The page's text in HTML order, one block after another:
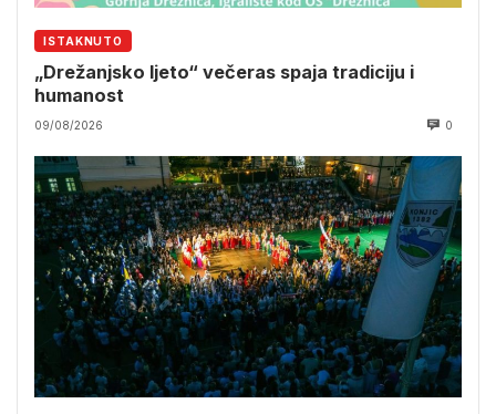
ISTAKNUTO
„Drežanjsko ljeto“ večeras spaja tradiciju i
humanost
09/08/2026 0